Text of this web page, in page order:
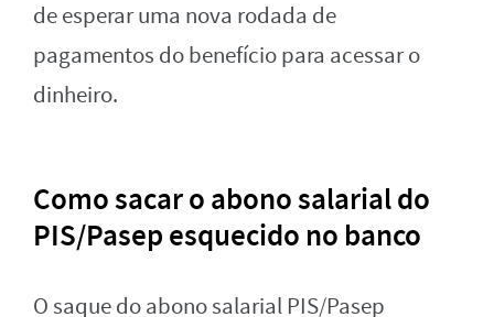
de esperar uma nova rodada de
pagamentos do benefício para acessar o
dinheiro.
Como sacar o abono salarial do
PIS/Pasep esquecido no banco
O saque do abono salarial PIS/Pasep